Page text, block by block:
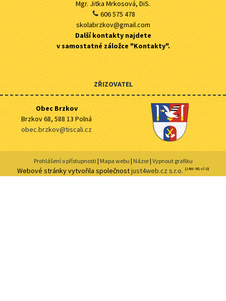
Mgr. Jitka Mrkosová, DiS.
606 575 478
skolabrzkov@gmail.com
Další kontakty najdete
v samostatné záložce "Kontakty".
ZŘIZOVATEL
Obec Brzkov
Brzkov 68, 588 13 Polná
obec.brzkov@tiscali.cz
Prohlášení o přístupnosti | Mapa webu | Názor| Vypnout grafiku
Webové stránky vytvořila společnostjust4web.cz s.r.o. (J4W-RS v7.0)